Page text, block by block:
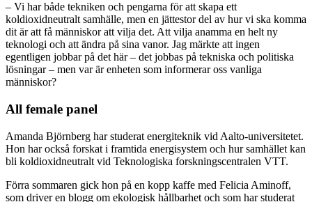
– Vi har både tekniken och pengarna för att skapa ett
koldioxidneutralt samhälle, men en jättestor del av hur vi ska komma
dit är att få människor att vilja det. Att vilja anamma en helt ny
teknologi och att ändra på sina vanor. Jag märkte att ingen
egentligen jobbar på det här – det jobbas på tekniska och politiska
lösningar – men var är enheten som informerar oss vanliga
människor?
All female panel
Amanda Björnberg har studerat energiteknik vid Aalto-universitetet.
Hon har också forskat i framtida energisystem och hur samhället kan
bli koldioxidneutralt vid Teknologiska forskningscentralen VTT.
Förra sommaren gick hon på en kopp kaffe med Felicia Aminoff,
som driver en blogg om ekologisk hållbarhet och som har studerat